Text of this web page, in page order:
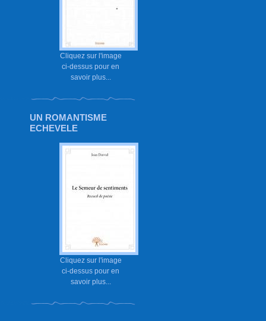
Cliquez sur l'image
ci-dessus pour en
savoir plus...
UN ROMANTISME
ECHEVELE
Cliquez sur l'image
ci-dessus pour en
savoir plus...